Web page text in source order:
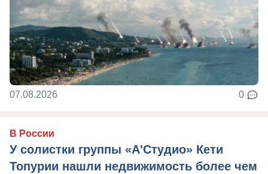
07.08.2026 0
В России
У солистки группы «А'Студио» Кети
Топурии нашли недвижимость более чем